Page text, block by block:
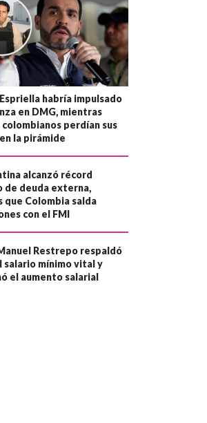
6 meses
de
Mayor:
habría impulsado
en DMG, mientras
colombianos perdían sus
la pirámide
alcanzó récord
de deuda externa,
que Colombia salda
con el FMI
Restrepo respaldó
salario mínimo vital y
el aumento salarial